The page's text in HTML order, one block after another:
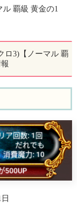
覇級 黄金の1
ロ3)【ノーマル 覇